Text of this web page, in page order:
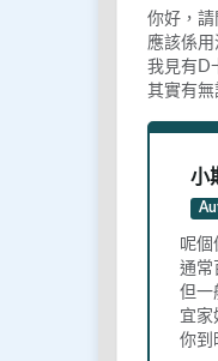
你好，
應該係
我見有D
其實有無
小
呢個
通常
但一
宜家
你到